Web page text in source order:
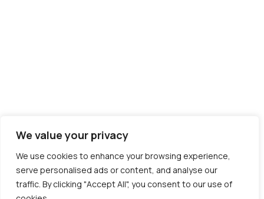
We value your privacy
We use cookies to enhance your browsing experience,
serve personalised ads or content, and analyse our
traffic. By clicking "Accept All", you consent to our use of